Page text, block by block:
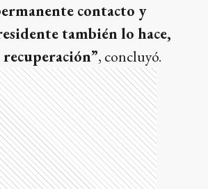
contacto y
también lo hace,
, concluyó.